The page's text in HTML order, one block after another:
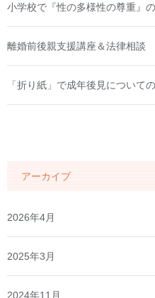
小学校で『性の多様性の尊重』
離婚前後親支援講座＆法律相談
「折り紙」で成年後見について
アーカイブ
2026年4月
2025年3月
2024年11月